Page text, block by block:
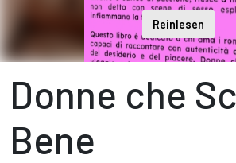
Reinlesen
Donne che
Bene